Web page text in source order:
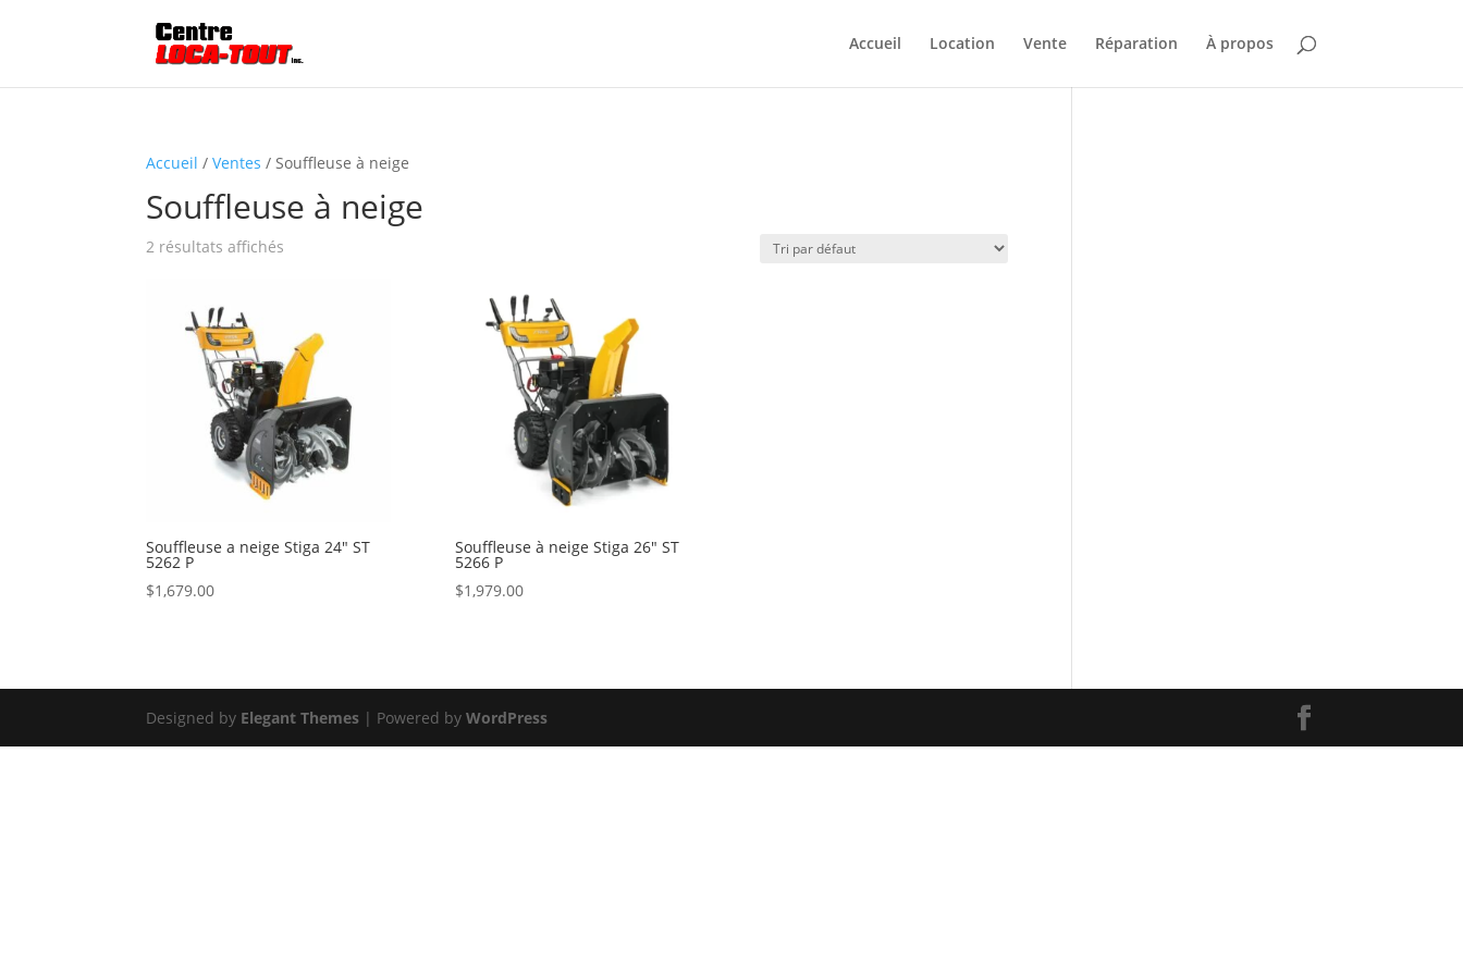
Accueil Location Vente Réparation À propos
Accueil /Ventes / Souffleuse à neige
Souffleuse à neige
2 résultats affichés
Souffleuse a neige Stiga 24″ ST
5262 P
$1,679.00
Souffleuse à neige Stiga 26″ ST
5266 P
$1,979.00
Designed by Elegant Themes | Powered byWordPress